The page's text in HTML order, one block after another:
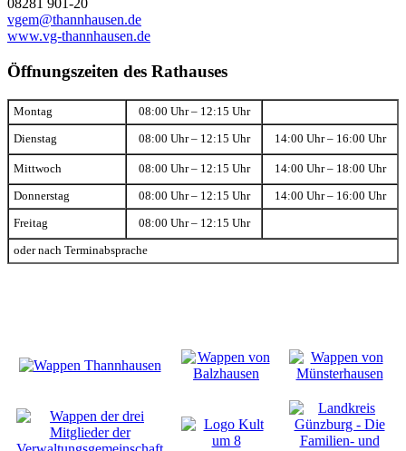
08281 901-20
vgem@thannhausen.de
www.vg-thannhausen.de
Öffnungszeiten des Rathauses
Montag 08:00 Uhr – 12:15 Uhr
Dienstag 08:00 Uhr – 12:15 Uhr 14:00 Uhr – 16:00 Uhr
Mittwoch 08:00 Uhr – 12:15 Uhr 14:00 Uhr – 18:00 Uhr
Donnerstag 08:00 Uhr – 12:15 Uhr 14:00 Uhr – 16:00 Uhr
Freitag 08:00 Uhr – 12:15 Uhr
oder nach Terminabsprache